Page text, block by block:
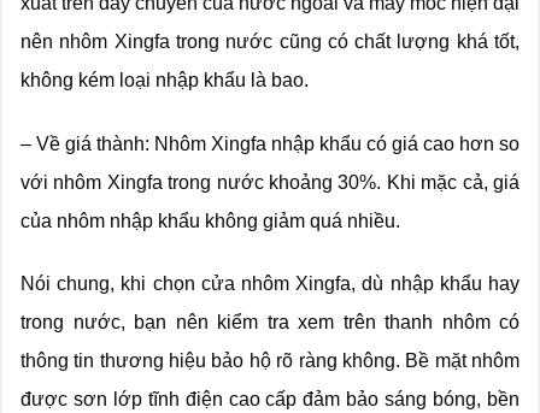
nên nhôm Xingfa trong nước cũng có chất lượng khá tốt,
không kém loại nhập khẩu là bao.
– Về giá thành: Nhôm Xingfa nhập khẩu có giá cao hơn so
với nhôm Xingfa trong nước khoảng 30%. Khi mặc cả, giá
của nhôm nhập khẩu không giảm quá nhiều.
Nói chung, khi chọn cửa nhôm Xingfa, dù nhập khẩu hay
trong nước, bạn nên kiểm tra xem trên thanh nhôm có
thông tin thương hiệu bảo hộ rõ ràng không. Bề mặt nhôm
được sơn lớp tĩnh điện cao cấp đảm bảo sáng bóng, bền